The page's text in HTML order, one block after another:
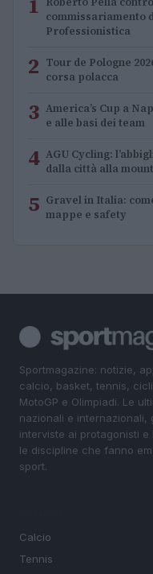
1 commissariamento
Professionistica
2 Tour de Pologne
corsa polacca
3 America’s Cup a
e alle basi dei team
4 AGU Cycling:
dalla città alla
5 Gravel in Italia:
mappe e safety
Sportmagazine: notizie,
calcio, basket, tennis,
MotoGP e Olimpiadi. Le
nazionali e internazionali,
interviste ai protagonisti
le discipline che fanno
sport.
Calcio
Tennis